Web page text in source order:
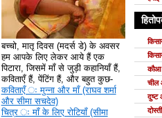
बच्चो, मातृ दिवस (मदर्स डे) के अवसर
हम आपके लिए लेकर आये हैं एक
पिटारा, जिसमें माँ से जुड़ी कहानियाँ हैं,
कविताएँ हैं, पेंटिंग हैं, और बहुत कुछ-
कविताएँ ‍ः मुन्ना और माँ (राघव शर्मा
और सीमा सचदेव)
चित्र ‍ः माँ के लिए रोटियाँ (सीमा
कौआ
चील
दुष्ट